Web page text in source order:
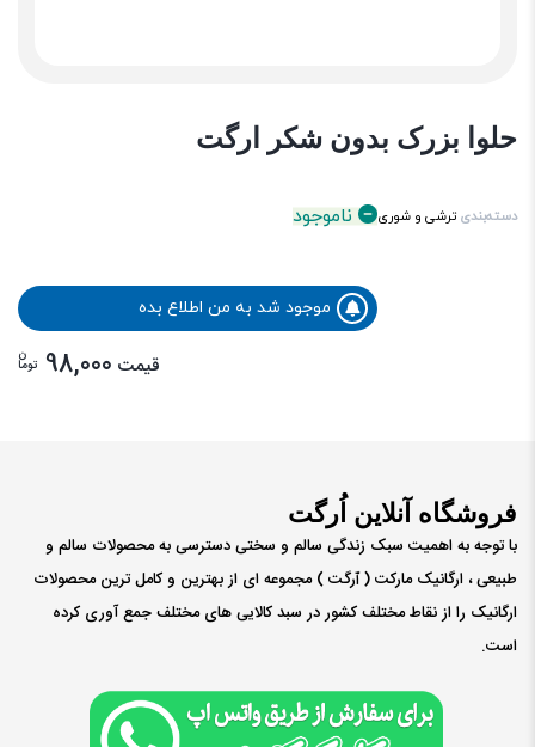
حلوا بزرک بدون شکر ارگت
دسته‌بندی ترشی و شوری ناموجود
موجود شد به من اطلاع بده
قیمت 98,000 توما
ن
فروشگاه آنلاین اُرگت
با توجه به اهمیت سبک زندگی سالم و سختی دسترسی به محصولات سالم و
طبیعی ، ارگانیک مارکت ( ٱرگت ) مجموعه ای از بهترین و کامل ترین محصولات
ارگانیک را از نقاط مختلف کشور در سبد کالایی های مختلف جمع آوری کرده
است.